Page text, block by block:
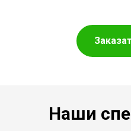
Наши